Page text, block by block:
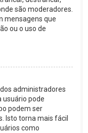
são moderadores.
mensagens que
ou o uso de
administradores
usuário pode
podem ser
Isto torna mais fácil
como